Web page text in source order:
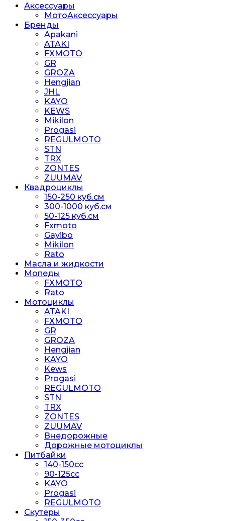
Аксессуары
МотоАксессуары
Бренды
Apakani
ATAKI
FXMOTO
GR
GROZA
Hengjian
JHL
KAYO
KEWS
Mikilon
Progasi
REGULMOTO
STN
TRX
ZONTES
ZUUMAV
Квадроциклы
150-250 куб.см
300-1000 куб.см
50-125 куб.см
Fxmoto
Gayibo
Mikilon
Rato
Масла и жидкости
Мопеды
FXMOTO
Rato
Мотоциклы
ATAKI
FXMOTO
GR
GROZA
Hengjian
KAYO
Kews
Progasi
REGULMOTO
STN
TRX
ZONTES
ZUUMAV
Внедорожные
Дорожные мотоциклы
Питбайки
140-150сс
90-125cc
KAYO
Progasi
REGULMOTO
Скутеры